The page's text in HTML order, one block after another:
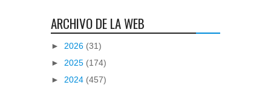
ARCHIVO DE LA WEB
► 2026 (31)
► 2025 (174)
► 2024 (457)